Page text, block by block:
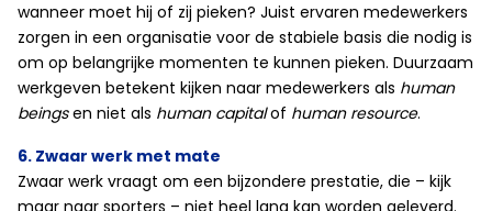
wanneer moet hij of zij pieken? Juist ervaren medewerkers
zorgen in een organisatie voor de stabiele basis die nodig is
om op belangrijke momenten te kunnen pieken. Duurzaam
werkgeven betekent kijken naar medewerkers als human
beingsen niet als human capitalof human resource.
6. Zwaar werk met mate
Zwaar werk vraagt om een bijzondere prestatie, die – kijk
maar naar sporters – niet heel lang kan worden geleverd.